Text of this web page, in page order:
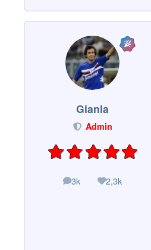
Gianla
Admin
3k
messaggi2,3k
Reputazione